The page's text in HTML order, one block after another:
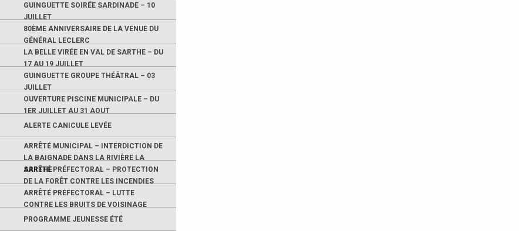
GUINGUETTE SOIRÉE SARDINADE – 10
JUILLET
80ÈME ANNIVERSAIRE DE LA VENUE DU
GÉNÉRAL LECLERC
LA BELLE VIRÉE EN VAL DE SARTHE – DU
17 AU 19 JUILLET
GUINGUETTE GROUPE THÉÂTRAL – 03
JUILLET
OUVERTURE PISCINE MUNICIPALE – DU
1ER JUILLET AU 31 AOUT
ALERTE CANICULE LEVÉE
ARRÊTÉ MUNICIPAL – INTERDICTION DE
LA BAIGNADE DANS LA RIVIÈRE LA
SARTHE
ARRÊTÉ PRÉFECTORAL – PROTECTION
DE LA FORÊT CONTRE LES INCENDIES
ARRÊTÉ PRÉFECTORAL – LUTTE
CONTRE LES BRUITS DE VOISINAGE
PROGRAMME JEUNESSE ÉTÉ